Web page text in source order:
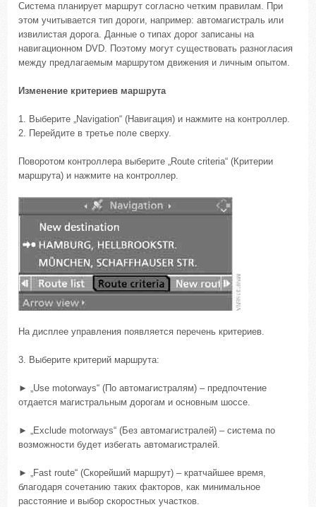
Система планирует маршрут согласно четким правилам. При
этом учитывается тип дороги, например: автомагистраль или
извилистая дорога. Данные о типах дорог записаны на
навигационном DVD. Поэтому могут существовать разногласия
между предлагаемым маршрутом движения и личным опытом.
Изменение критериев маршрута
1. Выберите „Navigation“ (Навигация) и нажмите на контроллер.
2. Перейдите в третье поле сверху.
Поворотом контроллера выберите „Route criteria“ (Критерии
маршрута) и нажмите на контроллер.
На дисплее управления появляется перечень критериев.
3. Выберите критерий маршрута:
► „Use motorways“ (По автомагистралям) – предпочтение
отдается магистральным дорогам и основным шоссе.
► „Exclude motorways“ (Без автомагистралей) – система по
возможности будет избегать автомагистралей.
► „Fast route“ (Скорейший маршрут) – кратчайшее время,
благодаря сочетанию таких факторов, как минимальное
расстояние и выбор скоростных участков.